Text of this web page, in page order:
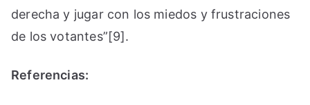
derecha y jugar con los miedos y frustraciones
de los votantes”[9].
Referencias: